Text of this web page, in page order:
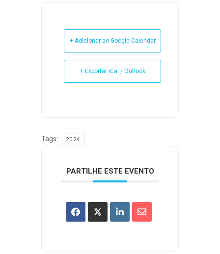
+ Adicionar ao Google Calendar
+ Exportar iCal / Outlook
Tags: 2024
PARTILHE ESTE EVENTO